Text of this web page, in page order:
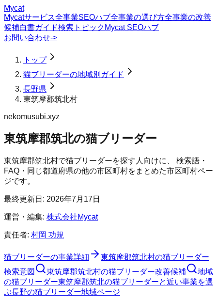
Mycat
Mycatサービス全事業SEOハブ全事業の選び方全事業の改善
候補白書ガイド検索トピック Mycat SEOハブ
お問い合わせ->
トップ
猫ブリーダーの地域別ガイド
長野県
東筑摩郡筑北村
nekomusubi.xyz
東筑摩郡筑北の猫ブリーダー
東筑摩郡筑北村で猫ブリーダーを探す人向けに、 検索語・
FAQ・同じ都道府県の他の市区町村をまとめた市区町村ペー
ジです。
最終更新日: 2026年7月17日
運営・編集: 株式会社Mycat
責任者: 村岡 功規
猫ブリーダーの事業詳細 東筑摩郡筑北村の猫ブリーダー
検索意図
東筑摩郡筑北村の猫ブリーダー改善候補
地域
の猫ブリーダー東筑摩郡筑北の猫ブリーダーと近い事業を選
ぶ長野の猫ブリーダー地域ページ